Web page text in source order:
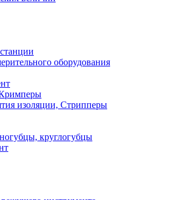
оборудования
изоляции, Стрипперы
круглогубцы